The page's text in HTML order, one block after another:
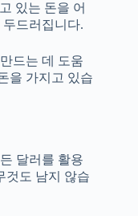
있는 돈을 어
드러집니다.
드는 데 도움
을 가지고 있습
달러를 활용
것도 남지 않습